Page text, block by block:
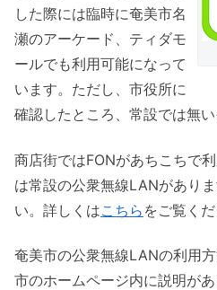
した際には臨時に奄美市名
瀬のアーケード、ティダモ
ールでも利用可能になって
います。ただし、市役所に
確認したところ、常設では無い
商店街ではFONがあちこちで
は常設の公衆無線LANがあり
い。詳しくはこちら をご覧くだ
奄美市の公衆無線LANの利用
市のホームページ内に説明が